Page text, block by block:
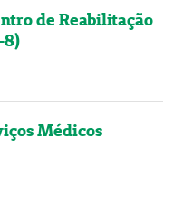
de Reabilitação
8)
Médicos